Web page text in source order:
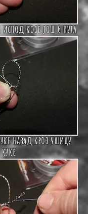
косе још 6 пута
назад кроз ушицу
куке